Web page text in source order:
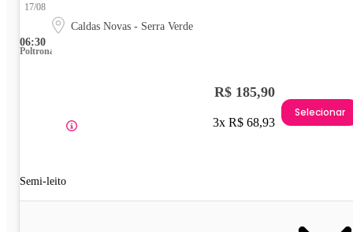
06:30
17/08
Caldas Novas - Serra Verde
Poltrona
Semi-leito
R$ 185,90
3x R$ 68,93
Selecionar